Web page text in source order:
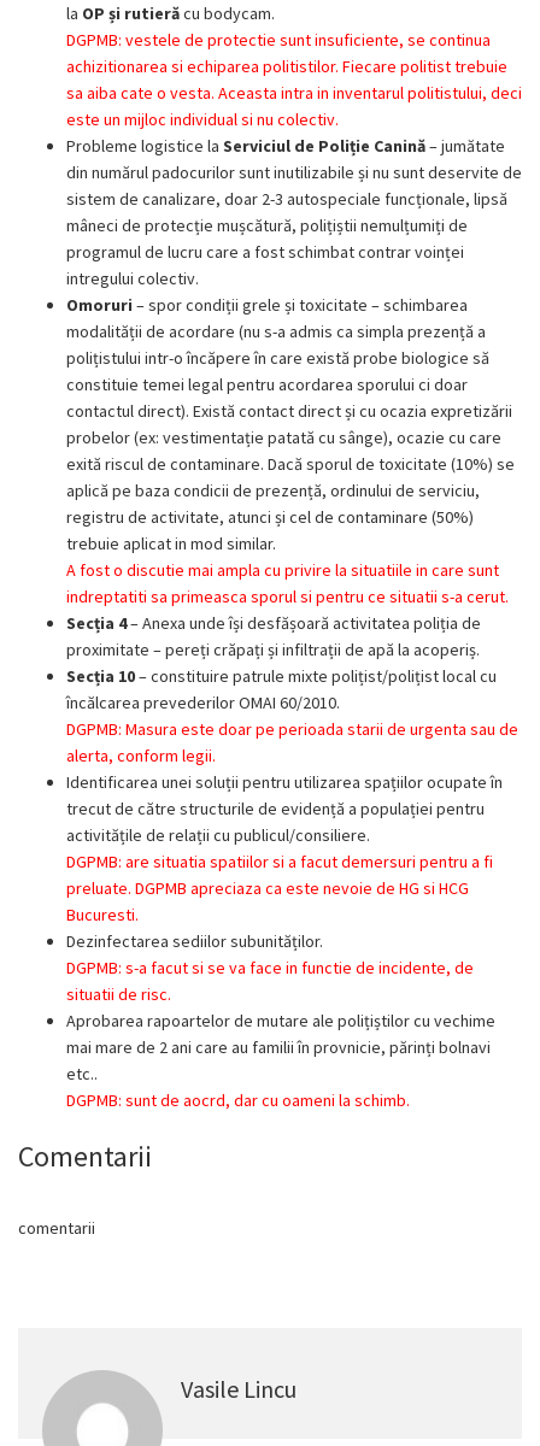
la OP și rutierăcu bodycam.
DGPMB: vestele de protectie sunt insuficiente, se continua
achizitionarea si echiparea politistilor. Fiecare politist trebuie
sa aiba cate o vesta. Aceasta intra in inventarul politistului, deci
este un mijloc individual si nu colectiv.
Probleme logistice la Serviciul de Poliție Canină– jumătate
din numărul padocurilor sunt inutilizabile și nu sunt deservite de
sistem de canalizare, doar 2-3 autospeciale funcționale, lipsă
mâneci de protecție mușcătură, polițiștii nemulțumiți de
programul de lucru care a fost schimbat contrar voinței
intregului colectiv.
Omoruri – spor condiții grele și toxicitate – schimbarea
modalității de acordare (nu s-a admis ca simpla prezență a
polițistului intr-o încăpere în care există probe biologice să
constituie temei legal pentru acordarea sporului ci doar
contactul direct). Există contact direct și cu ocazia expretizării
probelor (ex: vestimentație patată cu sânge), ocazie cu care
exită riscul de contaminare. Dacă sporul de toxicitate (10%) se
aplică pe baza condicii de prezență, ordinului de serviciu,
registru de activitate, atunci și cel de contaminare (50%)
trebuie aplicat in mod similar.
A fost o discutie mai ampla cu privire la situatiile in care sunt
indreptatiti sa primeasca sporul si pentru ce situatii s-a cerut.
Secția 4– Anexa unde își desfășoară activitatea poliția de
proximitate – pereți crăpați și infiltrații de apă la acoperiș.
Secția 10– constituire patrule mixte polițist/polițist local cu
încălcarea prevederilor OMAI 60/2010.
DGPMB: Masura este doar pe perioada starii de urgenta sau de
alerta, conform legii.
Identificarea unei soluții pentru utilizarea spațiilor ocupate în
trecut de către structurile de evidență a populației pentru
activitățile de relații cu publicul/consiliere.
DGPMB: are situatia spatiilor si a facut demersuri pentru a fi
preluate. DGPMB apreciaza ca este nevoie de HG si HCG
Bucuresti.
Dezinfectarea sediilor subunităților.
DGPMB: s-a facut si se va face in functie de incidente, de
situatii de risc.
Aprobarea rapoartelor de mutare ale polițiștilor cu vechime
mai mare de 2 ani care au familii în provnicie, părinți bolnavi
etc..
DGPMB: sunt de aocrd, dar cu oameni la schimb.
Comentarii
comentarii
Vasile Lincu